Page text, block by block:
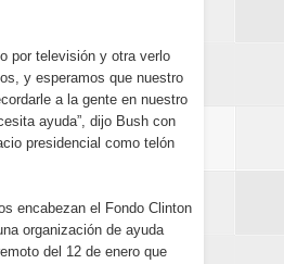
por televisión y otra verlo
y esperamos que nuestro
a la gente en nuestro
ayuda”, dijo Bush con
presidencial como telón
encabezan el Fondo Clinton
organización de ayuda
del 12 de enero que